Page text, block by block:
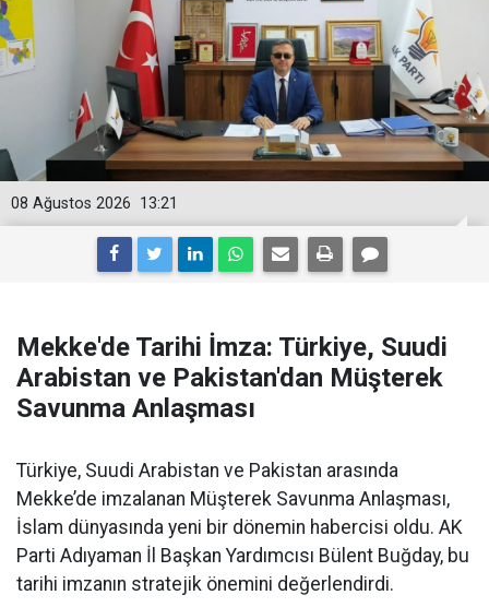
13:21
08 Ağustos 2026
Mekke'de Tarihi İmza: Türkiye, Suudi
Arabistan ve Pakistan'dan Müşterek
Savunma Anlaşması
Türkiye, Suudi Arabistan ve Pakistan arasında
Mekke’de imzalanan Müşterek Savunma Anlaşması,
İslam dünyasında yeni bir dönemin habercisi oldu. AK
Parti Adıyaman İl Başkan Yardımcısı Bülent Buğday, bu
tarihi imzanın stratejik önemini değerlendirdi.